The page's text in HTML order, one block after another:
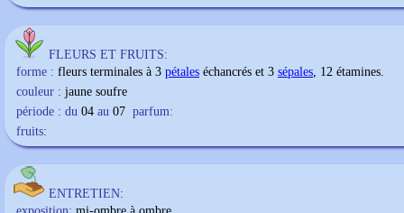
FLEURS ET FRUITS:
forme : fleurs terminales à 3 pétales échancrés et 3 sépales, 12 étamines.
couleur : jaune soufre
période : du 04 au 07 parfum:
fruits:
ENTRETIEN: